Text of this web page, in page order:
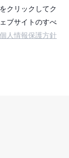
クリックしてク
ブサイトのすべ
個人情報保護方針